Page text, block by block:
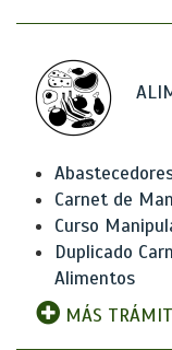
Carnet de
Curso
Duplicado
Alimentos
MÁS